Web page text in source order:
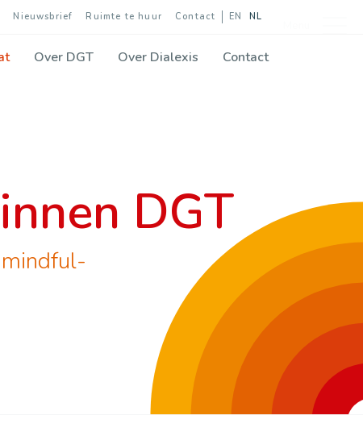
Nieuwsbrief Ruimte te huur Contact EN NL
Over DGT Over Dialexis Contact
DGT
mindful-